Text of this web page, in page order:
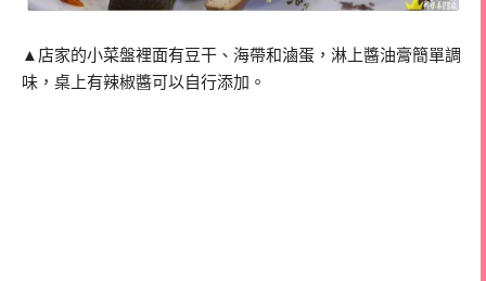
▲店家的小菜盤裡面有豆干、海帶和滷蛋，淋上醬油膏簡單調
味，桌上有辣椒醬可以自行添加。